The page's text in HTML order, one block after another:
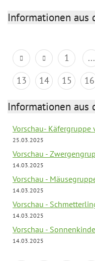
Informationen aus
1 ...
13
14 15 16
Informationen aus
Vorschau- Käfergruppe
25.03.2025
Vorschau -
14.03.2025
Vorschau -
14.03.2025
Vorschau -
14.03.2025
Vorschau -
14.03.2025